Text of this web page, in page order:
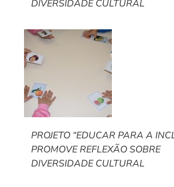
DIVERSIDADE CULTURAL
PROJETO “EDUCAR PARA A
PROMOVE REFLEXÃO SOBRE
DIVERSIDADE CULTURAL